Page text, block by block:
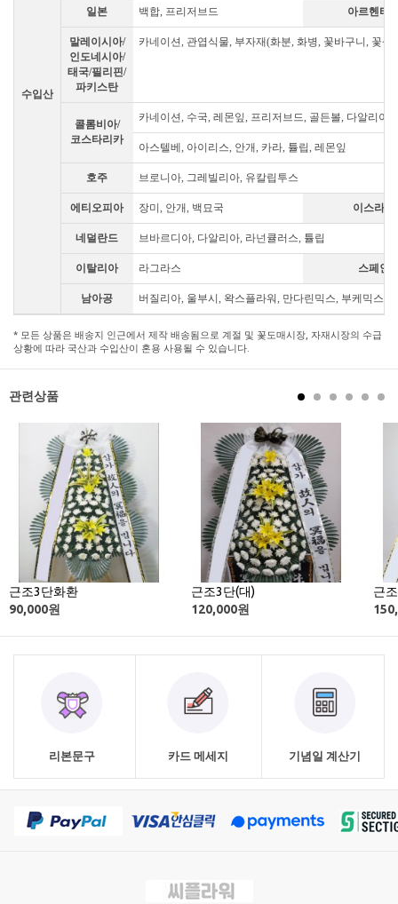
수입산
일본 백합, 프리저브드 아르헨티
말레이시아/
인도네시아/
태국/필리핀/
파키스탄
카네이션, 관엽식물, 부자재(화분, 화병, 꽃바구니, 꽃상
콜롬비아/
코스타리카
카네이션, 수국, 레몬잎, 프리저브드, 골든볼, 다알리아,
아스텔베, 아이리스, 안개, 카라, 튤립, 레몬잎
호주 브로니아, 그레빌리아, 유칼립투스
에티오피아 장미, 안개, 백묘국 이스라엘
네덜란드 브바르디아, 다알리아, 라넌큘러스, 튤립
이탈리아 라그라스 스페인
남아공 버질리아, 울부시, 왁스플라워, 만다린믹스, 부케믹스,
* 모든 상품은 배송지 인근에서 제작 배송됨으로 계절 및 꽃도매시장, 자재시장의 수급
상황에 따라 국산과 수입산이 혼용 사용될 수 있습니다.
관련상품
근조3단화환
90,000원
근조3단(대)
120,000원
근
리본문구 카드 메세지 기념일 계산기